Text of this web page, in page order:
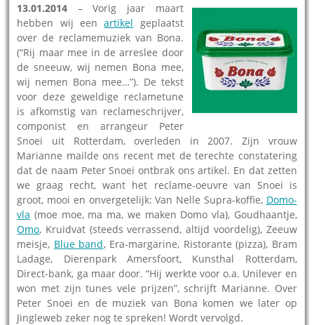
13.01.2014 – Vorig jaar maart
hebben wij eenartikel geplaatst
over de reclamemuziek van Bona.
(“Rij maar mee in de arreslee door
de sneeuw, wij nemen Bona mee,
wij nemen Bona mee…”). De tekst
voor deze geweldige reclametune
is afkomstig van reclameschrijver,
componist en arrangeur Peter
Snoei uit Rotterdam, overleden in 2007. Zijn vrouw
Marianne mailde ons recent met de terechte constatering
dat de naam Peter Snoei ontbrak ons artikel. En dat zetten
we graag recht, want het reclame-oeuvre van Snoei is
groot, mooi en onvergetelijk: Van Nelle Supra-koffie, Domo-
vla (moe moe, ma ma, we maken Domo vla), Goudhaantje,
Omo, Kruidvat (steeds verrassend, altijd voordelig), Zeeuw
meisje, Blue band, Era-margarine, Ristorante (pizza), Bram
Ladage, Dierenpark Amersfoort, Kunsthal Rotterdam,
Direct-bank, ga maar door. “Hij werkte voor o.a. Unilever en
won met zijn tunes vele prijzen”, schrijft Marianne. Over
Peter Snoei en de muziek van Bona komen we later op
Jingleweb zeker nog te spreken! Wordt vervolgd.